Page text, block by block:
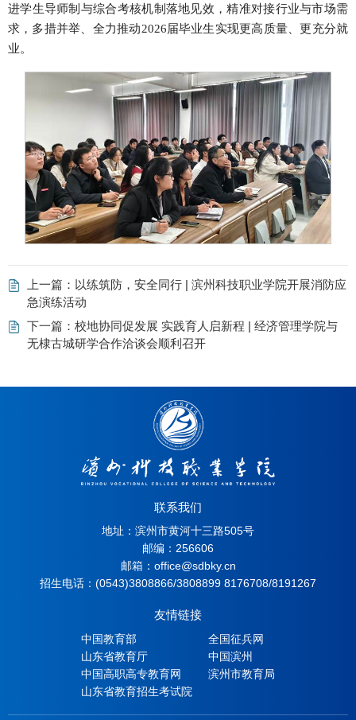
进学生导师制与综合考核机制落地见效，精准对接行业与市场需
求，多措并举、全力推动2026届毕业生实现更高质量、更充分就
业。
上一篇： 以练筑防，安全同行 | 滨州科技职业学院开展消防应
急演练活动
下一篇： 校地协同促发展 实践育人启新程 | 经济管理学院与
无棣古城研学合作洽谈会顺利召开
联系我们
地址：滨州市黄河十三路505号
邮编：256606
邮箱：office@sdbky.cn
招生电话：(0543)3808866/3808899 8176708/8191267
友情链接
中国教育部
山东省教育厅
中国高职高专教育网
山东省教育招生考试院
全国征兵网
中国滨州
滨州市教育局